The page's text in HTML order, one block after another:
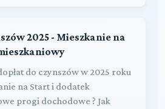
2025 - Mieszkanie na
do czynszów w 2025 roku
na Start i dodatek
progi dochodowe ? Jak